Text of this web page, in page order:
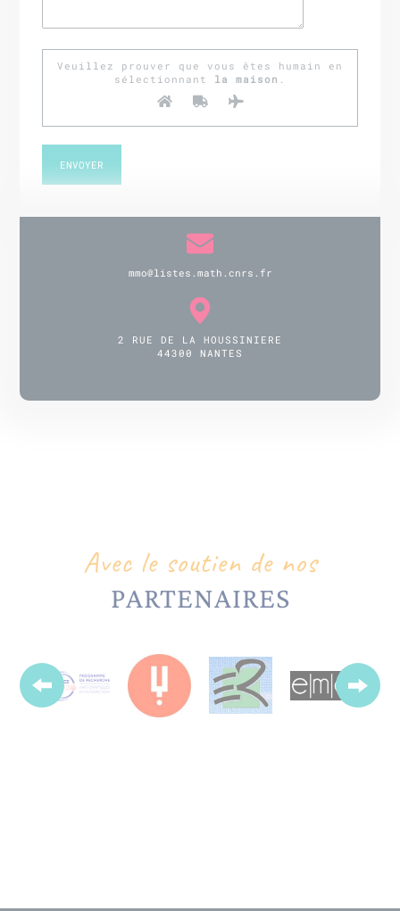
Veuillez prouver que vous êtes humain en
sélectionnant
la maison .
mmo@listes.math.cnrs.fr
2 RUE DE LA HOUSSINIERE
44300 NANTES
Avec le soutien de nos
PARTENAIRES